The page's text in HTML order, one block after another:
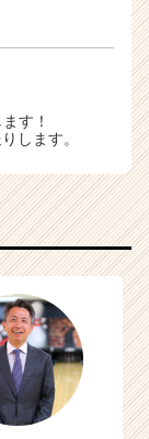
す！
します。